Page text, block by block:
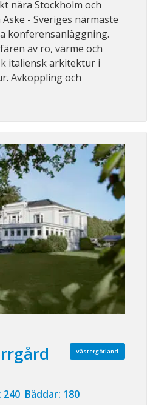
nära Stockholm och
- Sveriges närmaste
konferensanläggning.
av ro, värme och
italiensk arkitektur i
Avkoppling och
Västergötland
Bäddar: 180